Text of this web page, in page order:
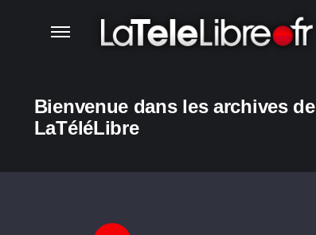
Bienvenue dans les archives de
LaTéléLibre